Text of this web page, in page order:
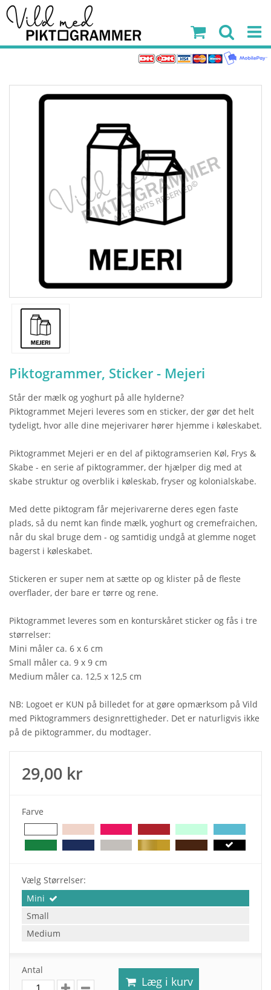
Piktogrammer, Sticker - Mejeri
Står der mælk og yoghurt på alle hylderne?
Piktogrammet Mejeri leveres som en sticker, der gør det helt
tydeligt, hvor alle dine mejerivarer hører hjemme i køleskabet.
Piktogrammet Mejeri er en del af piktogramserien Køl, Frys &
Skabe - en serie af piktogrammer, der hjælper dig med at
skabe struktur og overblik i køleskab, fryser og kolonialskabe.
Med dette piktogram får mejerivarerne deres egen faste
plads, så du nemt kan finde mælk, yoghurt og cremefraichen,
når du skal bruge dem - og samtidig undgå at glemme noget
bagerst i køleskabet.
Stickeren er super nem at sætte op og klister på de fleste
overflader, der bare er tørre og rene.
Piktogrammet leveres som en konturskåret sticker og fås i tre
størrelser:
Mini måler ca. 6 x 6 cm
Small måler ca. 9 x 9 cm
Medium måler ca. 12,5 x 12,5 cm
NB: Logoet er KUN på billedet for at gøre opmærksom på Vild
med Piktogrammers designrettigheder. Det er naturligvis ikke
på de piktogrammer, du modtager.
29,00 kr
Farve
Vælg Størrelser:
Mini
Small
Medium
Antal
Læg i kurv